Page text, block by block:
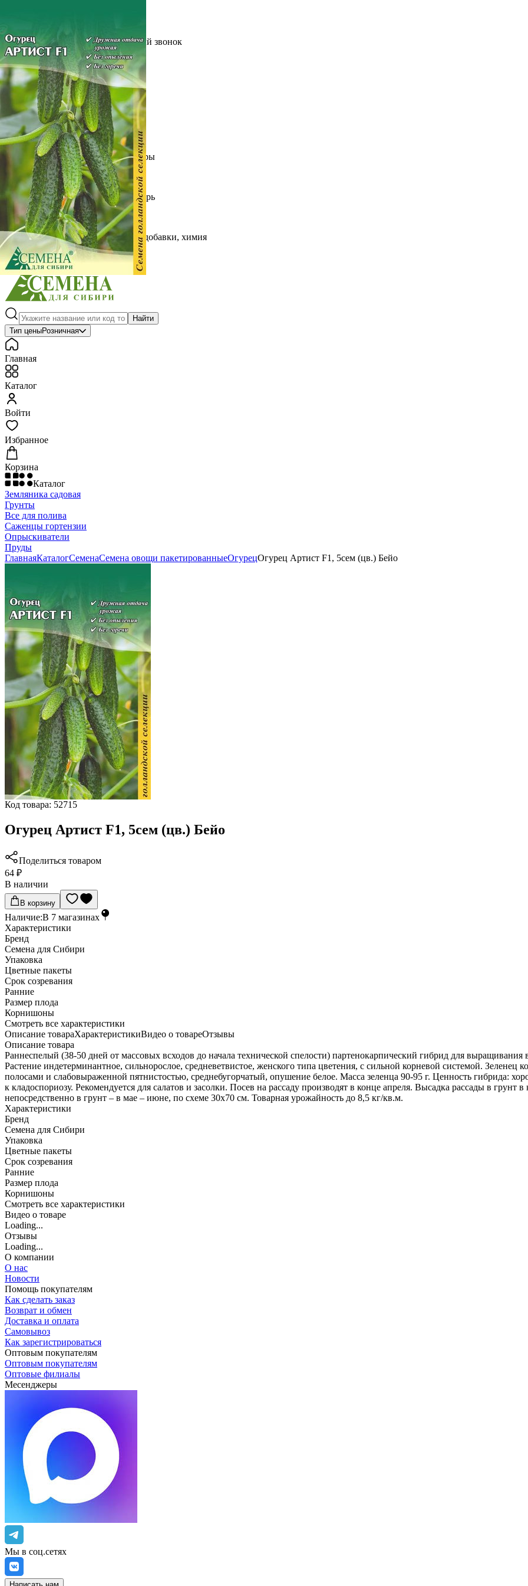
Обратный звонок Заказать обратный звонок
Каталог
Семена
Грунты
Газонные травы, сидераты
Горшки, рассадники, аксессуары
Посадочный материал
Садовый инструмент, инвентарь
Консервирование
Средства защиты, удобрения, добавки, химия
Обустройство сада, декор
Найти
Тип ценыРозничная
Главная
Каталог
Войти
Избранное
Корзина
Каталог
Земляника садовая
Грунты
Все для полива
Саженцы гортензии
Опрыскиватели
Пруды
ГлавнаяКаталогСеменаСемена овощи пакетированныеОгурецОгурец Артист F1, 5сем (цв.) Бейо
Код товара: 52715
Огурец Артист F1, 5сем (цв.) Бейо
Поделиться товаром
64 ₽
В наличии
В корзину
Наличие:В 7 магазинах
Характеристики
Бренд
Семена для Сибири
Упаковка
Цветные пакеты
Срок созревания
Ранние
Размер плода
Корнишоны
Cмотреть все характеристики
Описание товараХарактеристикиВидео о товареОтзывы
Описание товара
Раннеспелый (38-50 дней от массовых всходов до начала технической спелости) партенокарпический гибрид для
Растение индетерминантное, сильнорослое, средневетвистое, женского типа цветения, с сильной корневой системой.
полосами и слабовыраженной пятнистостью, среднебугорчатый, опушение белое. Масса зеленца 90-95 г. Ценность гибрида:
к кладоспориозу. Рекомендуется для салатов и засолки. Посев на рассаду производят в конце апреля. Высадка рассады в
непосредственно в грунт – в мае – июне, по схеме 30х70 см. Товарная урожайность до 8,5 кг/кв.м.
Характеристики
Бренд
Семена для Сибири
Упаковка
Цветные пакеты
Срок созревания
Ранние
Размер плода
Корнишоны
Cмотреть все характеристики
Видео о товаре
Loading...
Отзывы
Loading...
О компании
О нас
Новости
Помощь покупателям
Как сделать заказ
Возврат и обмен
Доставка и оплата
Самовывоз
Как зарегистрироваться
Оптовым покупателям
Оптовым покупателям
Оптовые филиалы
Месенджеры
Мы в соц.сетях